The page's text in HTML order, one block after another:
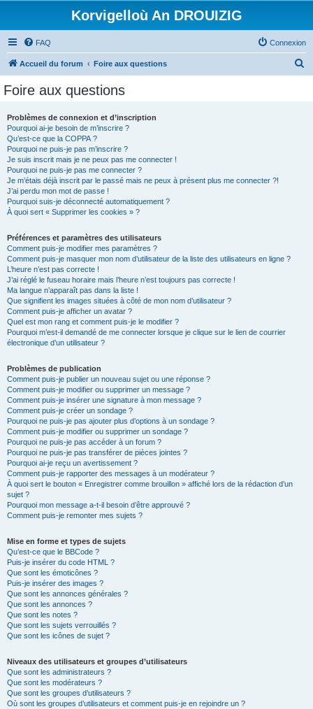
Korvigelloù An DROUIZIG
FAQ Connexion
Accueil du forum Foire aux questions
Foire aux questions
Problèmes de connexion et d’inscription
Pourquoi ai-je besoin de m’inscrire ?
Qu’est-ce que la COPPA ?
Pourquoi ne puis-je pas m’inscrire ?
Je suis inscrit mais je ne peux pas me connecter !
Pourquoi ne puis-je pas me connecter ?
Je m’étais déjà inscrit par le passé mais ne peux à présent plus me connecter ?!
J’ai perdu mon mot de passe !
Pourquoi suis-je déconnecté automatiquement ?
À quoi sert « Supprimer les cookies » ?
Préférences et paramètres des utilisateurs
Comment puis-je modifier mes paramètres ?
Comment puis-je masquer mon nom d’utilisateur de la liste des utilisateurs en ligne ?
L’heure n’est pas correcte !
J’ai réglé le fuseau horaire mais l’heure n’est toujours pas correcte !
Ma langue n’apparaît pas dans la liste !
Que signifient les images situées à côté de mon nom d’utilisateur ?
Comment puis-je afficher un avatar ?
Quel est mon rang et comment puis-je le modifier ?
Pourquoi m’est-il demandé de me connecter lorsque je clique sur le lien de courrier
électronique d’un utilisateur ?
Problèmes de publication
Comment puis-je publier un nouveau sujet ou une réponse ?
Comment puis-je modifier ou supprimer un message ?
Comment puis-je insérer une signature à mon message ?
Comment puis-je créer un sondage ?
Pourquoi ne puis-je pas ajouter plus d’options à un sondage ?
Comment puis-je modifier ou supprimer un sondage ?
Pourquoi ne puis-je pas accéder à un forum ?
Pourquoi ne puis-je pas transférer de pièces jointes ?
Pourquoi ai-je reçu un avertissement ?
Comment puis-je rapporter des messages à un modérateur ?
À quoi sert le bouton « Enregistrer comme brouillon » affiché lors de la rédaction d’un
sujet ?
Pourquoi mon message a-t-il besoin d’être approuvé ?
Comment puis-je remonter mes sujets ?
Mise en forme et types de sujets
Qu’est-ce que le BBCode ?
Puis-je insérer du code HTML ?
Que sont les émoticônes ?
Puis-je insérer des images ?
Que sont les annonces générales ?
Que sont les annonces ?
Que sont les notes ?
Que sont les sujets verrouillés ?
Que sont les icônes de sujet ?
Niveaux des utilisateurs et groupes d’utilisateurs
Que sont les administrateurs ?
Que sont les modérateurs ?
Que sont les groupes d’utilisateurs ?
Où sont les groupes d’utilisateurs et comment puis-je en rejoindre un ?